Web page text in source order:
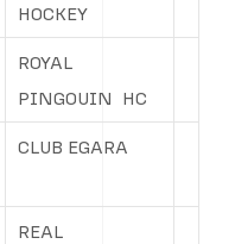
HOCKEY
ROYAL
PINGOUIN HC
CLUB EGARA
REAL